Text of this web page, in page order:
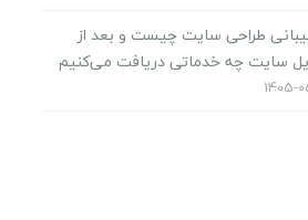
طراحی سایت چیست و بعد از
سایت چه خدماتی دریافت می‌کنیم
1405-